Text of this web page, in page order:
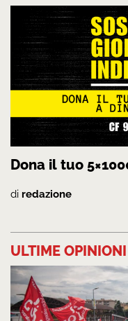
Dona il tuo
di redazione
ULTIME OPINIONI